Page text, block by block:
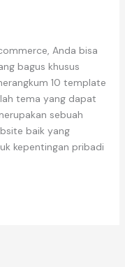
Anda bisa
bagus khusus
10 template
tema yang dapat
sebuah
baik yang
kepentingan pribadi